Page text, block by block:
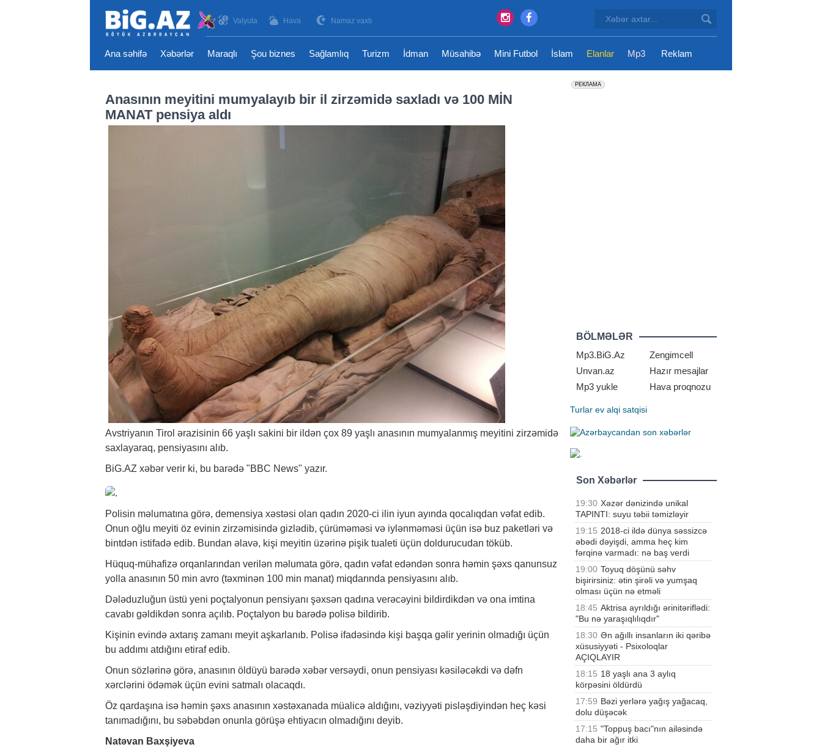
Valyuta Hava Namaz vaxtı
Ana səhifə Xəbərlər Maraqlı Şou biznes Sağlamlıq Turizm İdman Müsahibə Mini Futbol İslam Elanlar Mp3 Reklam
Anasının meyitini mumyalayıb bir il zirzəmidə saxladı və 100 MİN
MANAT pensiya aldı
Avstriyanın Tirol ərazisinin 66 yaşlı sakini bir ildən çox 89 yaşlı anasının mumyalanmış meyitini zirzəmidə
saxlayaraq, pensiyasını alıb.
BiG.AZ xəbər verir ki, bu barədə "BBC News" yazır.
Polisin məlumatına görə, demensiya xəstəsi olan qadın 2020-ci ilin iyun ayında qocalıqdan vəfat edib.
Onun oğlu meyiti öz evinin zirzəmisində gizlədib, çürüməməsi və iylənməməsi üçün isə buz paketləri və
bintdən istifadə edib. Bundan əlavə, kişi meyitin üzərinə pişik tualeti üçün doldurucudan töküb.
Hüquq-mühafizə orqanlarından verilən məlumata görə, qadın vəfat edəndən sonra həmin şəxs qanunsuz
yolla anasının 50 min avro (təxminən 100 min manat) miqdarında pensiyasını alıb.
Dələduzluğun üstü yeni poçtalyonun pensiyanı şəxsən qadına verəcəyini bildirdikdən və ona imtina
cavabı gəldikdən sonra açılıb. Poçtalyon bu barədə polisə bildirib.
Kişinin evində axtarış zamanı meyit aşkarlanıb. Polisə ifadəsində kişi başqa gəlir yerinin olmadığı üçün
bu addımı atdığını etiraf edib.
Onun sözlərinə görə, anasının öldüyü barədə xəbər versəydi, onun pensiyası kəsiləcəkdi və dəfn
xərclərini ödəmək üçün evini satmalı olacaqdı.
Öz qardaşına isə həmin şəxs anasının xəstəxanada müalicə aldığını, vəziyyəti pisləşdiyindən heç kəsi
tanımadığını, bu səbəbdən onunla görüşə ehtiyacın olmadığını deyib.
Natəvan Baxşiyeva
BÖLMƏLƏR
Mp3.BiG.Az
Zengimcell
Unvan.az
Hazır mesajlar
Mp3 yukle
Hava proqnozu
Turlar ev alqi satqisi
Son Xəbərlər
19:30 Xəzər dənizində unikal
TAPINTI: suyu təbii təmizləyir
19:15 2018-ci ildə dünya səssizcə
əbədi dəyişdi, amma heç kim
fərqinə varmadı: nə baş verdi
19:00 Toyuq döşünü səhv
bişirirsiniz: ətin şirəli və yumşaq
olması üçün nə etməli
18:45 Aktrisa ayrıldığı ərinitəriflədi:
"Bu nə yaraşıqlılıqdır"
18:30 Ən ağıllı insanların iki qəribə
xüsusiyyəti - Psixoloqlar
AÇIQLAYIR
18:15 18 yaşlı ana 3 aylıq
körpəsini öldürdü
17:59 Bəzi yerlərə yağış yağacaq,
dolu düşəcək
17:15 "Toppuş bacı"nın ailəsində
daha bir ağır itki